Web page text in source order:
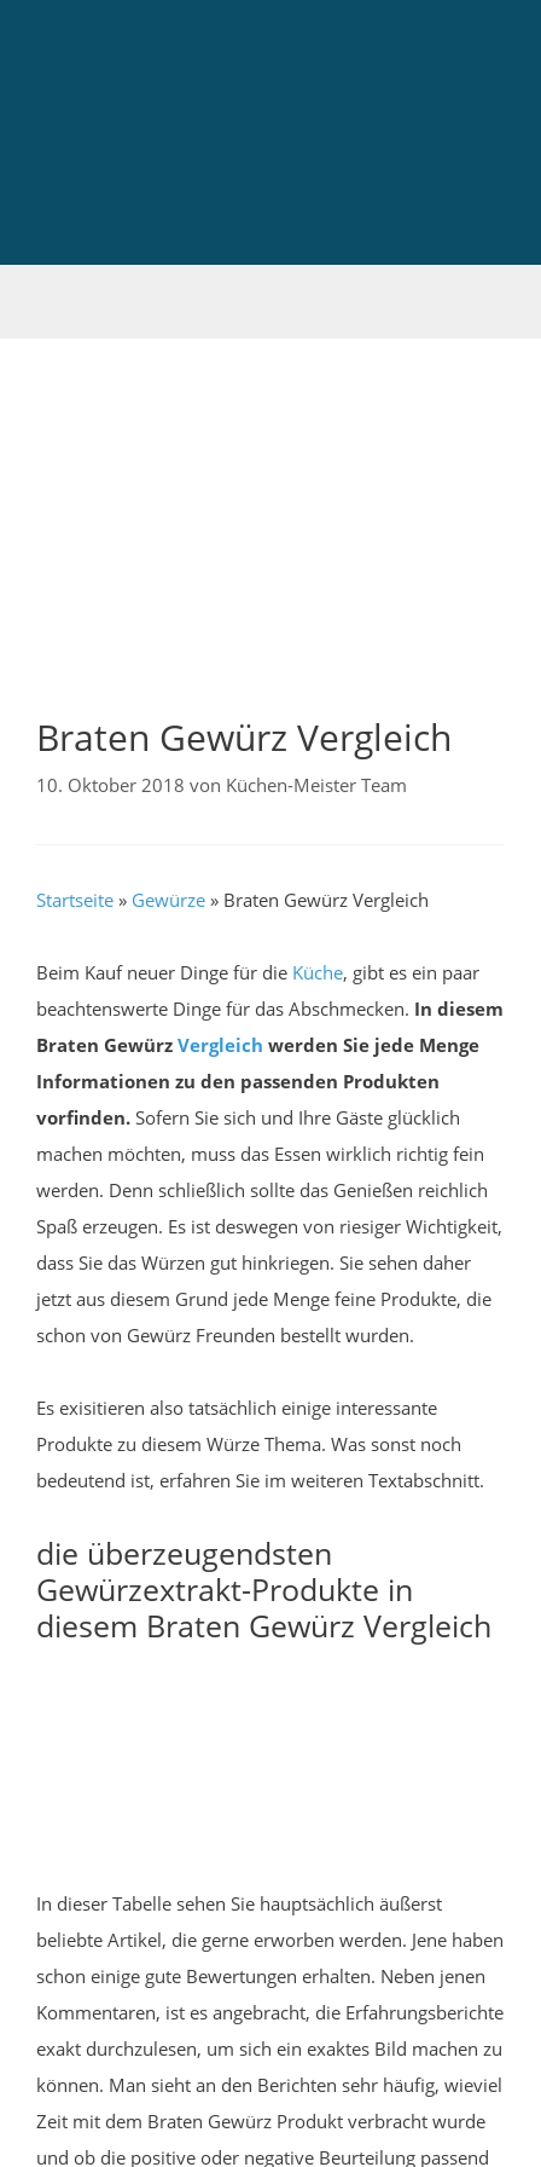
Braten Gewürz Vergleich
10. Oktober 2018 von Küchen-Meister Team
Startseite » Gewürze » Braten Gewürz Vergleich
Beim Kauf neuer Dinge für die Küche, gibt es ein paar
beachtenswerte Dinge für das Abschmecken. In diesem
Braten Gewürz Vergleich werden Sie jede Menge
Informationen zu den passenden Produkten
vorfinden. Sofern Sie sich und Ihre Gäste glücklich
machen möchten, muss das Essen wirklich richtig fein
werden. Denn schließlich sollte das Genießen reichlich
Spaß erzeugen. Es ist deswegen von riesiger Wichtigkeit,
dass Sie das Würzen gut hinkriegen. Sie sehen daher
jetzt aus diesem Grund jede Menge feine Produkte, die
schon von Gewürz Freunden bestellt wurden.
Es exisitieren also tatsächlich einige interessante
Produkte zu diesem Würze Thema. Was sonst noch
bedeutend ist, erfahren Sie im weiteren Textabschnitt.
die überzeugendsten
Gewürzextrakt-Produkte in
diesem Braten Gewürz Vergleich
In dieser Tabelle sehen Sie hauptsächlich äußerst
beliebte Artikel, die gerne erworben werden. Jene haben
schon einige gute Bewertungen erhalten. Neben jenen
Kommentaren, ist es angebracht, die Erfahrungsberichte
exakt durchzulesen, um sich ein exaktes Bild machen zu
können. Man sieht an den Berichten sehr häufig, wieviel
Zeit mit dem Braten Gewürz Produkt verbracht wurde
und ob die positive oder negative Beurteilung passend